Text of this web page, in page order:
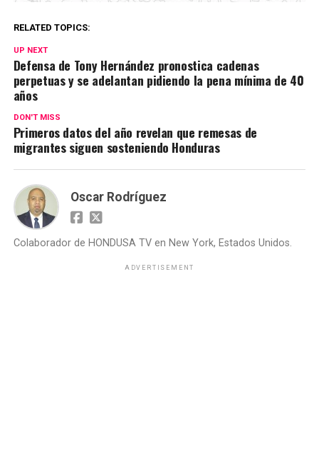
RELATED TOPICS:
UP NEXT
Defensa de Tony Hernández pronostica cadenas
perpetuas y se adelantan pidiendo la pena mínima de 40
años
DON'T MISS
Primeros datos del año revelan que remesas de
migrantes siguen sosteniendo Honduras
Oscar Rodríguez
Colaborador de HONDUSA TV en New York, Estados Unidos.
ADVERTISEMENT